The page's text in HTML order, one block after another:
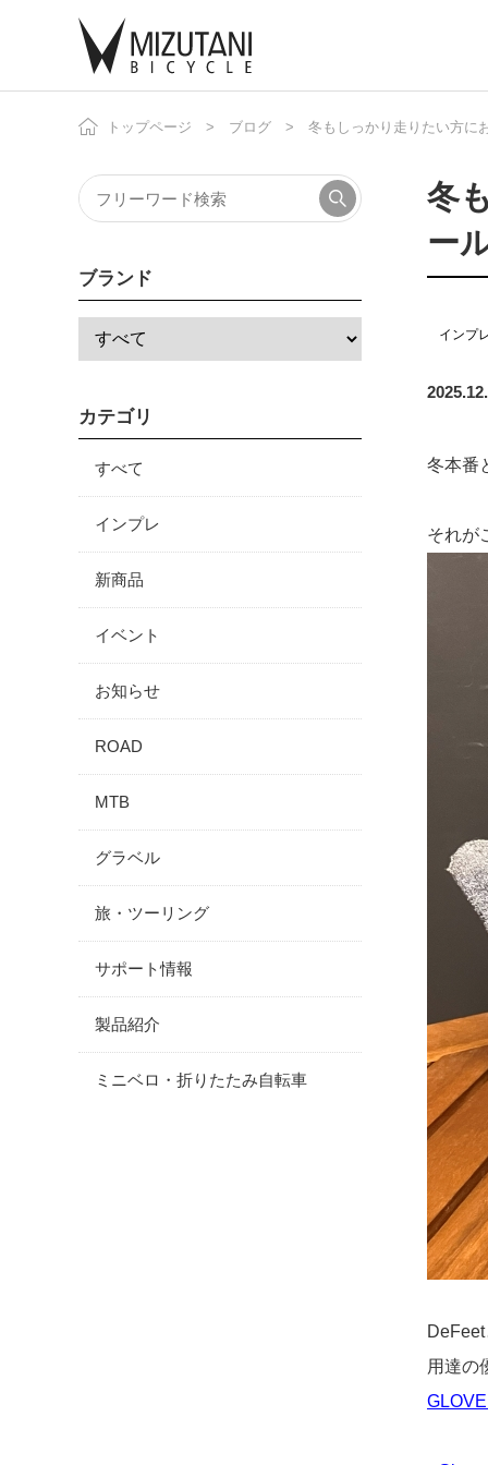
自
トップページ ブログ 冬もしっかり走りたい方に
冬
ー
インプ
冬本番
それが
用達の
ブランド
カテゴリ
すべて
インプレ
新商品
イベント
お知らせ
ROAD
MTB
グラベル
旅・ツーリング
サポート情報
製品紹介
ミニベロ・折りたたみ自転車